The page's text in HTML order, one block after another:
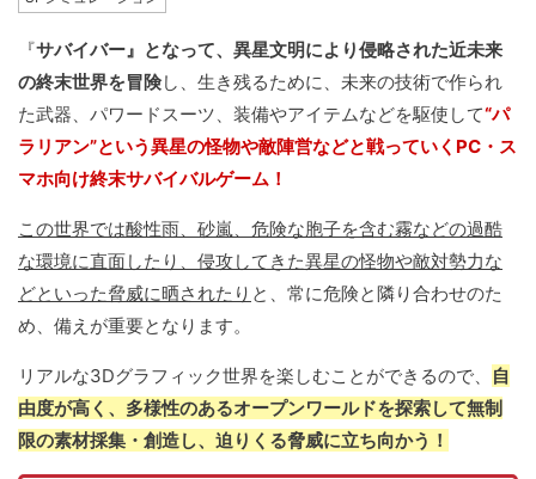
『サバイバー』となって、異星文明により侵略された近未来
の終末世界を冒険し、生き残るために、未来の技術で作られ
た武器、パワードスーツ、装備やアイテムなどを駆使して“パ
ラリアン”という異星の怪物や敵陣営などと戦っていくPC・ス
マホ向け終末サバイバルゲーム！
この世界では酸性雨、砂嵐、危険な胞子を含む霧などの過酷
な環境に直面したり、侵攻してきた異星の怪物や敵対勢力な
どといった脅威に晒されたり と、常に危険と隣り合わせのた
め、備えが重要となります。
リアルな3Dグラフィック世界を楽しむことができるので、
自
由度が高く、多様性のあるオープンワールドを探索して無制
限の素材採集・創造し、迫りくる脅威に立ち向かう！